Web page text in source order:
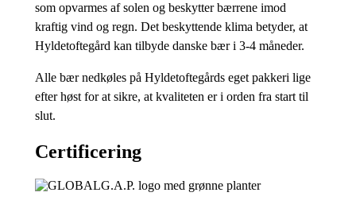
som opvarmes af solen og beskytter bærrene imod
kraftig vind og regn. Det beskyttende klima betyder, at
Hyldetoftegård kan tilbyde danske bær i 3-4 måneder.
Alle bær nedkøles på Hyldetoftegårds eget pakkeri lige
efter høst for at sikre, at kvaliteten er i orden fra start til
slut.
Certificering